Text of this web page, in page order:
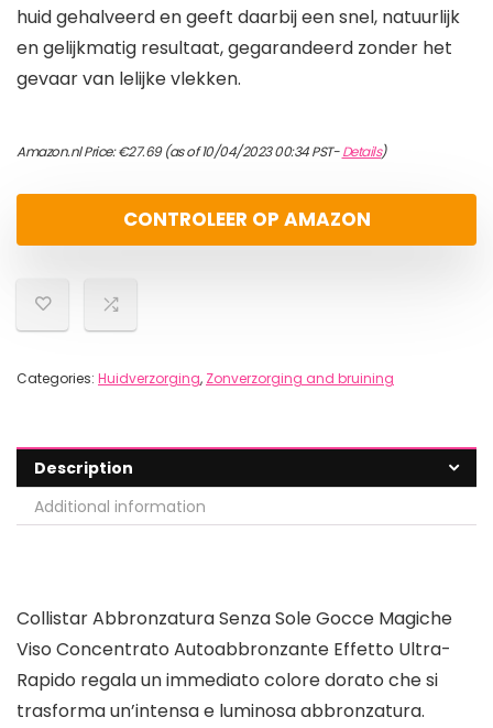
huid gehalveerd en geeft daarbij een snel, natuurlijk
en gelijkmatig resultaat, gegarandeerd zonder het
gevaar van lelijke vlekken.
Amazon.nl Price:€27.69(as of 10/04/2023 00:34 PST-Details)
CONTROLEER OP AMAZON
Categories: Huidverzorging, Zonverzorging and bruining
Description
Additional information
Collistar Abbronzatura Senza Sole Gocce Magiche
Viso Concentrato Autoabbronzante Effetto Ultra-
Rapido regala un immediato colore dorato che si
trasforma un’intensa e luminosa abbronzatura.